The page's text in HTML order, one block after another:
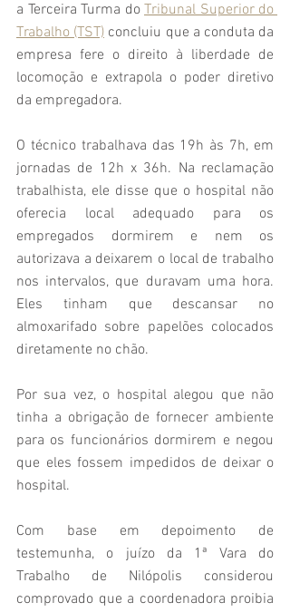
a Terceira Turma do Tribunal Superior do
Trabalho (TST) concluiu que a conduta da
empresa fere o direito à liberdade de
locomoção e extrapola o poder diretivo
da empregadora.
O técnico trabalhava das 19h às 7h, em
jornadas de 12h x 36h. Na reclamação
trabalhista, ele disse que o hospital não
oferecia local adequado para os
empregados dormirem e nem os
autorizava a deixarem o local de trabalho
nos intervalos, que duravam uma hora.
Eles tinham que descansar no
almoxarifado sobre papelões colocados
diretamente no chão.
Por sua vez, o hospital alegou que não
tinha a obrigação de fornecer ambiente
para os funcionários dormirem e negou
que eles fossem impedidos de deixar o
hospital.
Com base em depoimento de
testemunha, o juízo da 1ª Vara do
Trabalho de Nilópolis considerou
comprovado que a coordenadora proibia